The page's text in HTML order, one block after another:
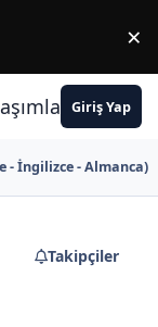
×
Giriş Yap
- İngilizce - Almanca)
Takipçiler